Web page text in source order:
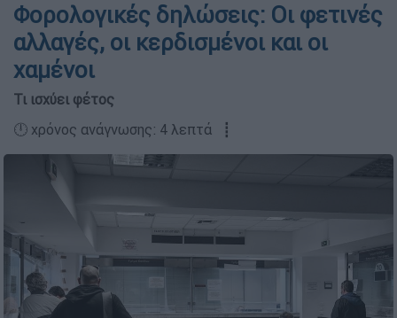
Φορολογικές δηλώσεις: Οι φετινές
αλλαγές, οι κερδισμένοι και οι
χαμένοι
Τι ισχύει φέτος
🕛 χρόνος ανάγνωσης: 4 λεπτά ┋